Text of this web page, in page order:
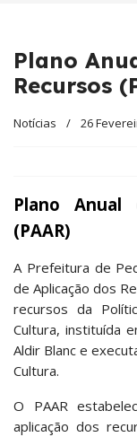
Plano
Recursos
Notícias 26
Plano Anual
(PAAR)
A Prefeitura de
de Aplicação dos
recursos da
Cultura, instituída
Aldir Blanc e
Cultura.
O PAAR
aplicação dos